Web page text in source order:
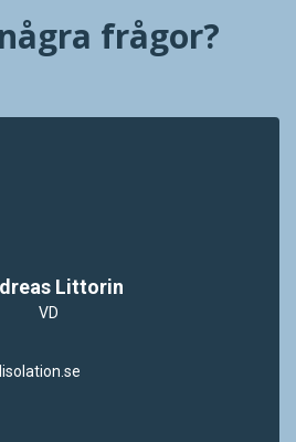
frågor?
Littorin
VD